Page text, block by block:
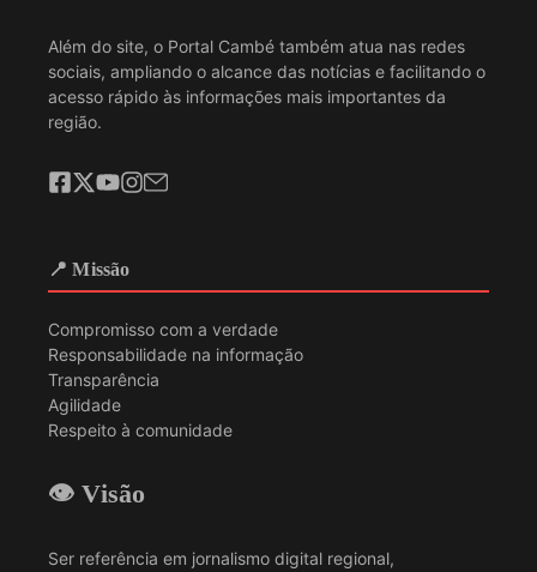
Além do site, o Portal Cambé também atua nas redes
sociais, ampliando o alcance das notícias e facilitando o
acesso rápido às informações mais importantes da
região.
📍 Missão
Compromisso com a verdade
Responsabilidade na informação
Transparência
Agilidade
Respeito à comunidade
👁️ Visão
Ser referência em jornalismo digital regional,